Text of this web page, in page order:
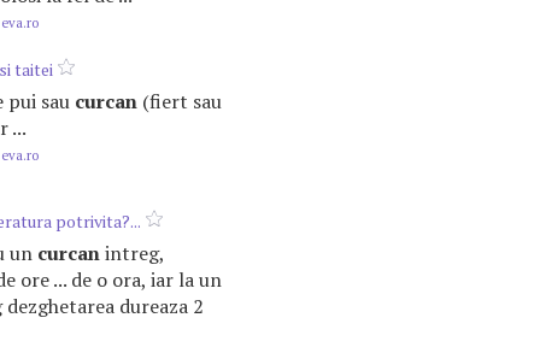
taitei
pui sau curcan (fiert sau
...
potrivita?...
un curcanintreg,
ore ... de o ora, iar la un
dureaza 2